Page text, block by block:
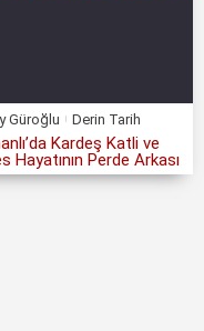
Güroğlu Derin Tarih
Kardeş Katli ve
Hayatının Perde Arkası